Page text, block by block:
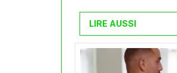
LIRE AUSSI